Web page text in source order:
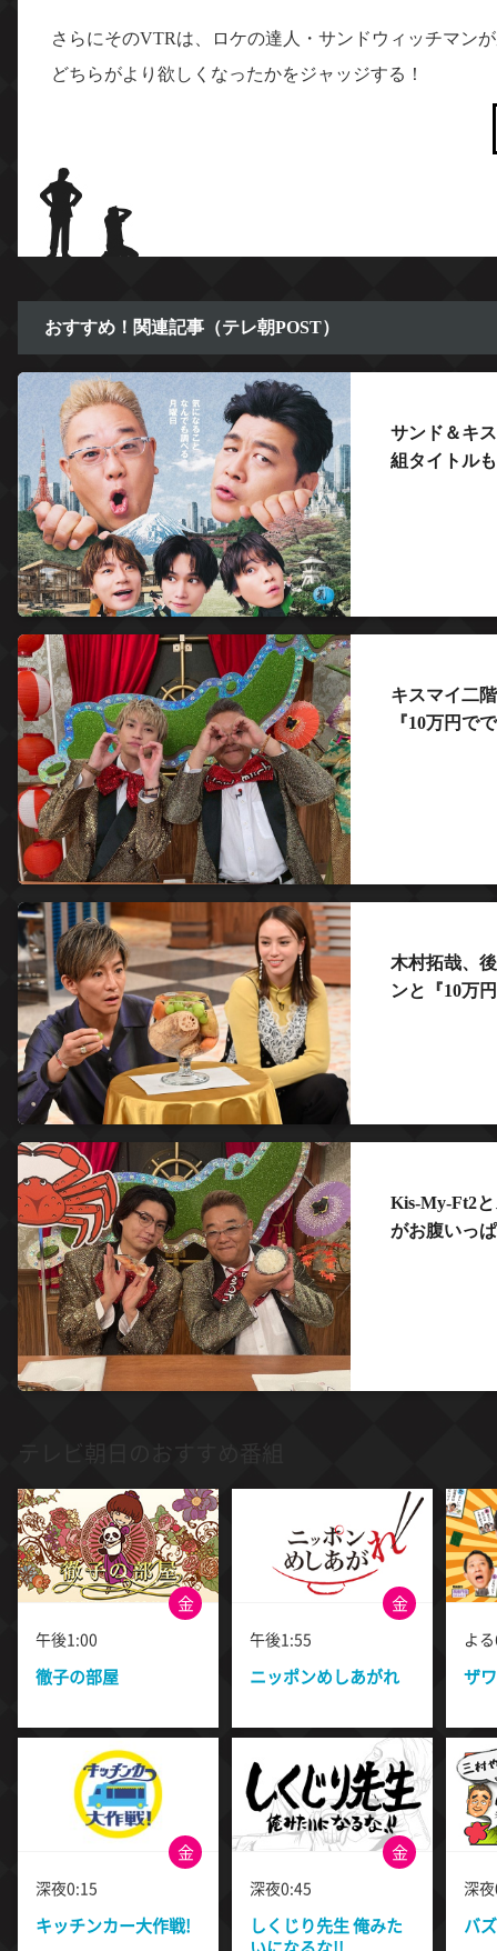
さらにそのVTRは、ロケの達人・サンドウィッチマン
どちらがより欲しくなったかをジャッジする！
おすすめ！関連記事（テレ朝POST）
サンド＆キ
組タイトル
キスマイ二
『10万円で
木村拓哉、
ンと『10万
Kis-My-Ft2
がお腹いっ
テレビ朝日のおすすめ番組
金
午後1:00
徹子の部屋
金
午後1:55
ニッポンめしあがれ
よ
ザ
金
深夜0:15
キッチンカー大作戦!
金
深夜0:45
しくじり先生 俺みた
深
バ